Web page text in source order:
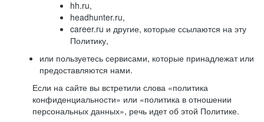
hh.ru,
headhunter.ru,
career.ru и другие, которые ссылаются на эту
Политику,
или пользуетесь сервисами, которые принадлежат или
предоставляются нами.
Если на сайте вы встретили слова «политика
конфиденциальности» или «политика в отношении
персональных данных», речь идет об этой Политике.